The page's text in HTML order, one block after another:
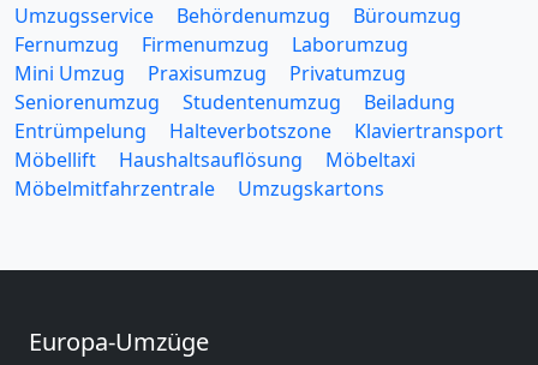
Umzugsservice Behördenumzug
Büroumzug
Fernumzug
Firmenumzug
Laborumzug
Mini Umzug
Praxisumzug
Privatumzug
Seniorenumzug
Studentenumzug
Beiladung
Entrümpelung
Halteverbotszone
Klaviertransport
Möbellift
Haushaltsauflösung
Möbeltaxi
Möbelmitfahrzentrale
Umzugskartons
Europa-Umzüge